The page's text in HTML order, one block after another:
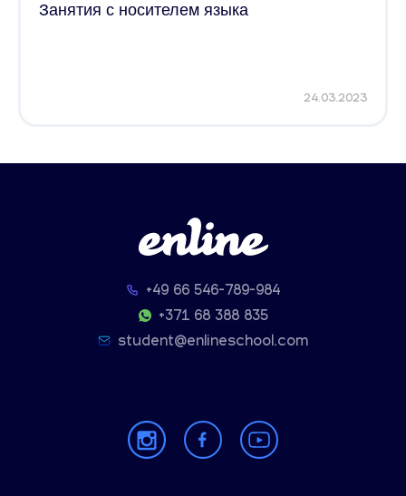
Занятия с носителем языка
24.03.2023
+49 66 546-789-984
+371 68 388 835
student@enlineschool.com